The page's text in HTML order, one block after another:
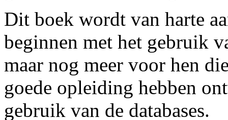
Dit boek wordt van harte
beginnen met het gebruik
maar nog meer voor hen
goede opleiding hebben
gebruik van de databases.